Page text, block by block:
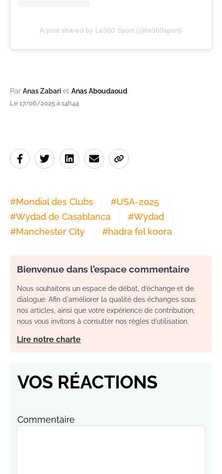
A post shared by Le360 Sport (@le360sport)
Par Anas Zabari et Anas Aboudaoud
Le 17/06/2025 à 14h44
#Mondial des Clubs #USA-2025
#Wydad de Casablanca #Wydad
#Manchester City #hadra fel koora
Bienvenue dans l’espace commentaire
Nous souhaitons un espace de débat, d’échange et de
dialogue. Afin d'améliorer la qualité des échanges sous
nos articles, ainsi que votre expérience de contribution,
nous vous invitons à consulter nos règles d’utilisation.
Lire notre charte
VOS RÉACTIONS
Commentaire